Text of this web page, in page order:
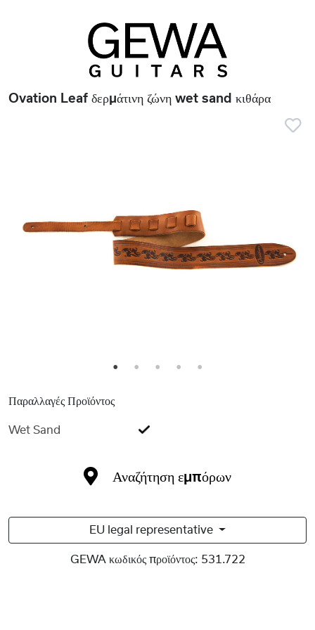
Ovation Leaf δερμάτινη ζώνη wet sand κιθάρα
1 2 3 4 5
Παραλλαγές Προϊόντος
Wet Sand
Αναζήτηση εμπόρων
EU legal representative
GEWA κωδικός προϊόντος: 531.722